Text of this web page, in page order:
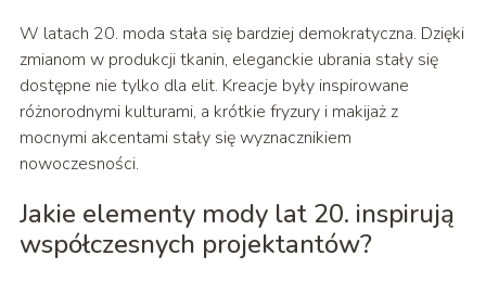
W latach 20. moda stała się bardziej demokratyczna. Dzięki
zmianom w produkcji tkanin, eleganckie ubrania stały się
dostępne nie tylko dla elit. Kreacje były inspirowane
różnorodnymi kulturami, a krótkie fryzury i makijaż z
mocnymi akcentami stały się wyznacznikiem
nowoczesności.
Jakie elementy mody lat 20. inspirują
współczesnych projektantów?